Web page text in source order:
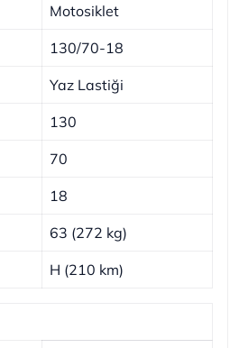
Motosiklet
130/70-18
Yaz Lastiği
130
70
18
63 (272 kg)
H (210 km)